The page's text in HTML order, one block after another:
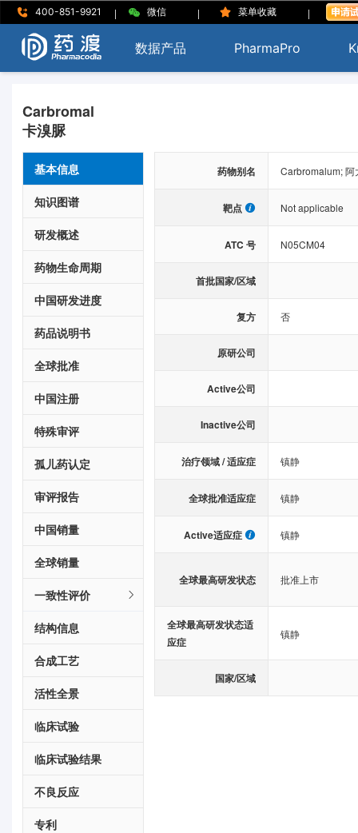
400-851-9921 | 微信 | 菜单收藏 |
数据产品 PharmaPro
Carbromal
卡溴脲
基本信息
知识图谱
研发概述
药物生命周期
中国研发进度
药品说明书
全球批准
中国注册
特殊审评
孤儿药认定
审评报告
中国销量
全球销量
一致性评价
结构信息
合成工艺
活性全景
临床试验
临床试验结果
不良反应
专利
药物别名 Carbromalum;
靶点 Not applicable
ATC 号 N05CM04
首批国家/区域
复方 否
原研公司
Active公司
Inactive公司
治疗领域 / 适应症 镇静
全球批准适应症 镇静
Active适应症 镇静
全球最高研发状态 批准上市
全球最高研发状态适
应症
镇静
国家/区域